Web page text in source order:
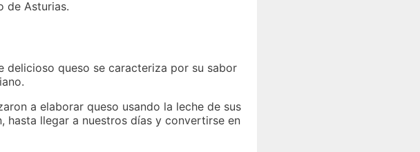
de Asturias.
delicioso queso se caracteriza por su sabor
a elaborar queso usando la leche de sus
hasta llegar a nuestros días y convertirse en